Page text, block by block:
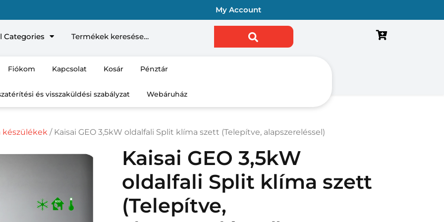
My Account
Categories
Keresés a következőre:
Fiókom Kapcsolat Kosár Pénztár
és visszaküldési szabályzat Webáruház
készülékek / Kaisai GEO 3,5kW oldalfali Split klíma szett (Telepítve, alapszereléssel)
Kaisai GEO 3,5kW
oldalfali Split klíma szett
(Telepítve,